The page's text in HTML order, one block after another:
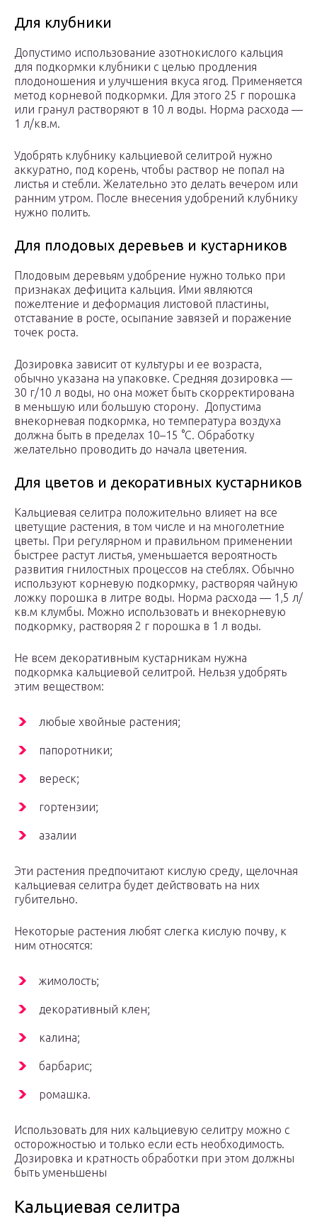
Для клубники
Допустимо использование азотнокислого кальция
для подкормки клубники с целью продления
плодоношения и улучшения вкуса ягод. Применяется
метод корневой подкормки. Для этого 25 г порошка
или гранул растворяют в 10 л воды. Норма расхода —
1 л/кв.м.
Удобрять клубнику кальциевой селитрой нужно
аккуратно, под корень, чтобы раствор не попал на
листья и стебли. Желательно это делать вечером или
ранним утром. После внесения удобрений клубнику
нужно полить.
Для плодовых деревьев и кустарников
Плодовым деревьям удобрение нужно только при
признаках дефицита кальция. Ими являются
пожелтение и деформация листовой пластины,
отставание в росте, осыпание завязей и поражение
точек роста.
Дозировка зависит от культуры и ее возраста,
обычно указана на упаковке. Средняя дозировка —
30 г/10 л воды, но она может быть скорректирована
в меньшую или большую сторону. Допустима
внекорневая подкормка, но температура воздуха
должна быть в пределах 10–15 °C. Обработку
желательно проводить до начала цветения.
Для цветов и декоративных кустарников
Кальциевая селитра положительно влияет на все
цветущие растения, в том числе и на многолетние
цветы. При регулярном и правильном применении
быстрее растут листья, уменьшается вероятность
развития гнилостных процессов на стеблях. Обычно
используют корневую подкормку, растворяя чайную
ложку порошка в литре воды. Норма расхода — 1,5 л/
кв.м клумбы. Можно использовать и внекорневую
подкормку, растворяя 2 г порошка в 1 л воды.
Не всем декоративным кустарникам нужна
подкормка кальциевой селитрой. Нельзя удобрять
этим веществом:
любые хвойные растения;
папоротники;
вереск;
гортензии;
азалии
Эти растения предпочитают кислую среду, щелочная
кальциевая селитра будет действовать на них
губительно.
Некоторые растения любят слегка кислую почву, к
ним относятся:
жимолость;
декоративный клен;
калина;
барбарис;
ромашка.
Использовать для них кальциевую селитру можно с
осторожностью и только если есть необходимость.
Дозировка и кратность обработки при этом должны
быть уменьшены
Кальциевая селитра